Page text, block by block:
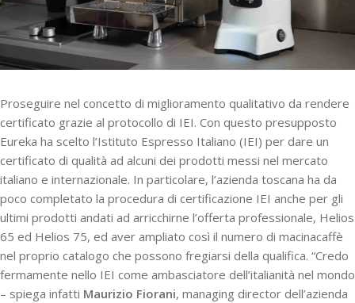
Proseguire nel concetto di miglioramento qualitativo da rendere
certificato grazie al protocollo di IEI. Con questo presupposto
Eureka ha scelto l’Istituto Espresso Italiano (IEI) per dare un
certificato di qualità ad alcuni dei prodotti messi nel mercato
italiano e internazionale. In particolare, l’azienda toscana ha da
poco completato la procedura di certificazione IEI anche per gli
ultimi prodotti andati ad arricchirne l’offerta professionale, Helios
65 ed Helios 75, ed aver ampliato così il numero di macinacaffè
nel proprio catalogo che possono fregiarsi della qualifica. “Credo
fermamente nello IEI come ambasciatore dell’italianità nel mondo
– spiega infatti Maurizio Fiorani, managing director dell’azienda